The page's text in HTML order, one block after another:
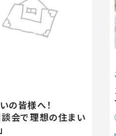
の皆様へ！
会で理想の住まい